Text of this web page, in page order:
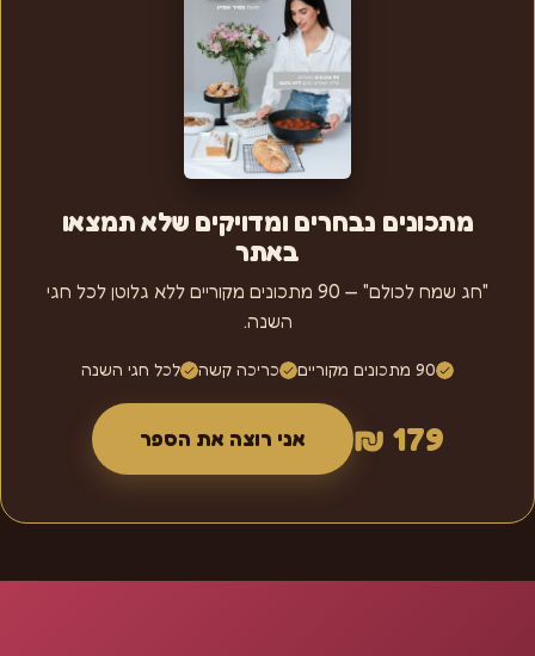
מתכונים נבחרים ומדויקים שלא תמצאו
באתר
"חג שמח לכולם" — 90 מתכונים מקוריים ללא גלוטן לכל חגי
השנה.
90 מתכונים מקוריים כריכה קשה לכל חגי השנה
179 ₪ אני רוצה את הספר